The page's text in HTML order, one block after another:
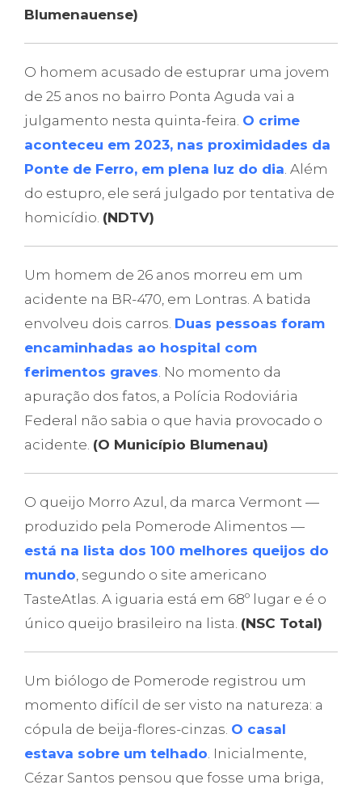
Blumenauense)
O homem acusado de estuprar uma jovem
de 25 anos no bairro Ponta Aguda vai a
julgamento nesta quinta-feira. O crime
aconteceu em 2023, nas proximidades da
Ponte de Ferro, em plena luz do dia. Além
do estupro, ele será julgado por tentativa de
homicídio. (NDTV)
Um homem de 26 anos morreu em um
acidente na BR-470, em Lontras. A batida
envolveu dois carros. Duas pessoas foram
encaminhadas ao hospital com
ferimentos graves. No momento da
apuração dos fatos, a Polícia Rodoviária
Federal não sabia o que havia provocado o
acidente. (O Município Blumenau)
O queijo Morro Azul, da marca Vermont —
produzido pela Pomerode Alimentos —
está na lista dos 100 melhores queijos do
mundo, segundo o site americano
TasteAtlas. A iguaria está em 68º lugar e é o
único queijo brasileiro na lista. (NSC Total)
Um biólogo de Pomerode registrou um
momento difícil de ser visto na natureza: a
cópula de beija-flores-cinzas. O casal
estava sobre um telhado. Inicialmente,
Cézar Santos pensou que fosse uma briga,